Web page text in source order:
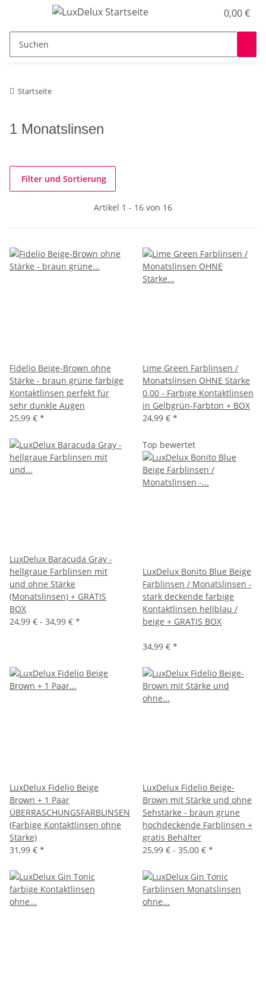
0,00 €
Startseite
1 Monatslinsen
Filter und Sortierung
Artikel 1 - 16 von 16
Fidelio Beige-Brown ohne
Stärke - braun grüne farbige
Kontaktlinsen perfekt für
sehr dunkle Augen
25,99 € *
Lime Green Farblinsen /
Monatslinsen OHNE Stärke
0.00 - Farbige Kontaktlinsen
in Gelbgrün-Farbton + BOX
24,99 € *
LuxDelux Baracuda Gray -
hellgraue Farblinsen mit
und ohne Stärke
(Monatslinsen) + GRATIS
BOX
24,99 € - 34,99 € *
Top bewertet
LuxDelux Bonito Blue Beige
Farblinsen / Monatslinsen -
stark deckende farbige
Kontaktlinsen hellblau /
beige + GRATIS BOX
34,99 € *
LuxDelux Fidelio Beige
Brown + 1 Paar
ÜBERRASCHUNGSFARBLINSEN
(Farbige Kontaktlinsen ohne
Stärke)
31,99 € *
LuxDelux Fidelio Beige-
Brown mit Stärke und ohne
Sehstärke - braun grüne
hochdeckende Farblinsen +
gratis Behälter
25,99 € - 35,00 € *